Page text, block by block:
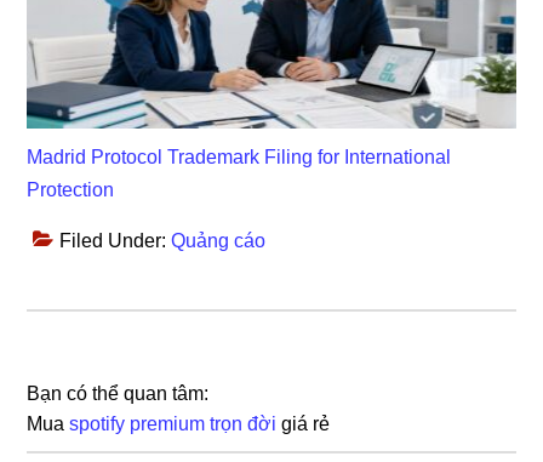
Madrid Protocol Trademark Filing for International
Protection
Filed Under:Quảng cáo
Bạn có thể quan tâm:
Muaspotify premium trọn đời giá rẻ